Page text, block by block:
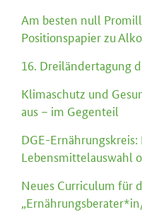
Am besten null
Positionspapier zu
16. Dreiländertagung
Klimaschutz und
aus – im Gegenteil
DGE-
Lebensmittelauswahl
Neues Curriculum für